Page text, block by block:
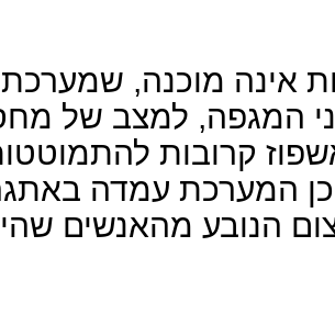
אינה מוכנה, שמערכת
המגפה, למצב של
קרובות
כן המערכת עמדה
הנובע מהאנשים